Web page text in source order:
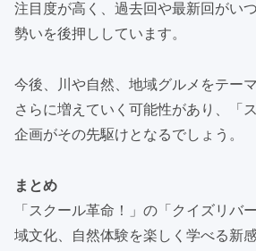
注目度が高く、過去回や最新回がい
勢いを後押ししています。
今後、川や自然、地域グルメをテー
さらに増えていく可能性があり、「
企画がその先駆けとなるでしょう。
まとめ
「スクール革命！」の「クイズリバ
域文化、自然体験を楽しく学べる新